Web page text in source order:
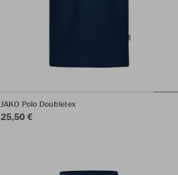
JAKO Polo Doubletex
25,50 €